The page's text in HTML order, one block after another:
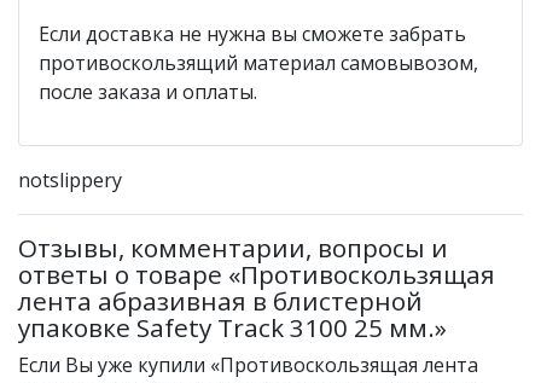
Если доставка не нужна вы сможете забрать
противоскользящий материал самовывозом,
после заказа и оплаты.
notslippery
Отзывы, комментарии, вопросы и
ответы о товаре «Противоскользящая
лента абразивная в блистерной
упаковке Safety Track 3100 25 мм.»
Если Вы уже купили «Противоскользящая лента